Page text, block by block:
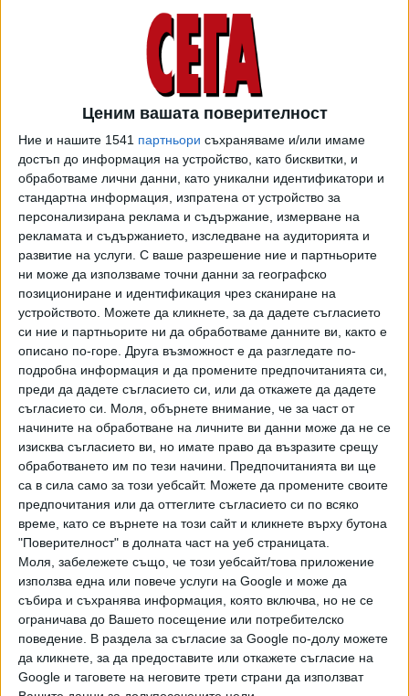
Ценим вашата поверителност
Ние и нашите 1541 партньори съхраняваме и/или имаме
достъп до информация на устройство, като бисквитки, и
обработваме лични данни, като уникални идентификатори и
стандартна информация, изпратена от устройство за
персонализирана реклама и съдържание, измерване на
рекламата и съдържанието, изследване на аудиторията и
развитие на услуги. С ваше разрешение ние и партньорите
ни може да използваме точни данни за географско
позициониране и идентификация чрез сканиране на
устройството. Можете да кликнете, за да дадете съгласието
си ние и партньорите ни да обработваме данните ви, както е
описано по-горе. Друга възможност е да разгледате по-
подробна информация и да промените предпочитанията си,
преди да дадете съгласието си, или да откажете да дадете
съгласието си. Моля, обърнете внимание, че за част от
начините на обработване на личните ви данни може да не се
изисква съгласието ви, но имате право да възразите срещу
обработването им по тези начини. Предпочитанията ви ще
са в сила само за този уебсайт. Можете да промените своите
предпочитания или да оттеглите съгласието си по всяко
време, като се върнете на този сайт и кликнете върху бутона
"Поверителност" в долната част на уеб страницата.
Моля, забележете също, че този уебсайт/това приложение
използва една или повече услуги на Google и може да
събира и съхранява информация, която включва, но не се
ограничава до Вашето посещение или потребителско
поведение. В раздела за съгласие за Google по-долу можете
да кликнете, за да предоставите или откажете съгласие на
Google и таговете на неговите трети страни да използват
Хавайската Богородица заплака с фентанилови сълзи
Видео Разгледай всички
Двама кандидат-президенти се борят за любовта на
Радев
НАЙ-ЧЕТЕНИ